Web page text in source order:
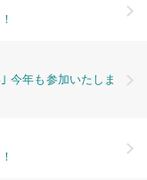
今年も参加いたしま